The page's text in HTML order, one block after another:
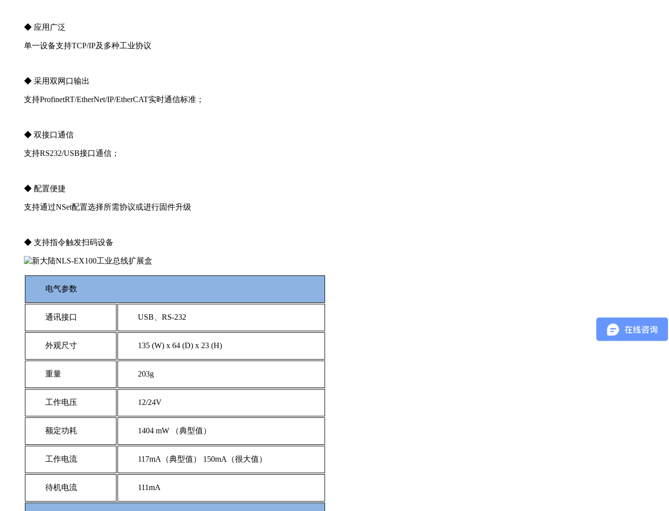
◆ 应用广泛
单一设备支持TCP/IP及多种工业协议
◆ 采用双网口输出
支持ProfinetRT/EtherNet/IP/EtherCAT实时通信标准；
◆ 双接口通信
支持RS232/USB接口通信；
◆ 配置便捷
支持通过NSet配置选择所需协议或进行固件升级
◆ 支持指令触发扫码设备
电气参数
通讯接口 USB、RS-232
外观尺寸 135 (W) x 64 (D) x 23 (H)
重量 203g
工作电压 12/24V
额定功耗 1404 mW （典型值）
工作电流 117mA（典型值） 150mA（很大值）
待机电流 111mA